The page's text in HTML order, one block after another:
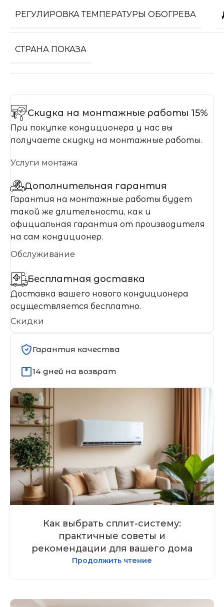
РЕГУЛИРОВКА ТЕМПЕРАТУРЫ ОБОГРЕВА
СТРАНА ПОКАЗА
Скидка на монтажные работы 15%
При покупке кондиционера у нас вы
получаете скидку на монтажные работы.
Услуги монтажа
Дополнительная гарантия
Гарантия на монтажные работы будет
такой же длительности, как и
официальная гарантия от производителя
на сам кондиционер.
Обслуживание
Бесплатная доставка
Доставка вашего нового кондиционера
осуществляется бесплатно.
Скидки
Гарантия качества
14 дней на возврат
Как выбрать сплит-систему:
практичные советы и
рекомендации для вашего дома
Продолжить чтение